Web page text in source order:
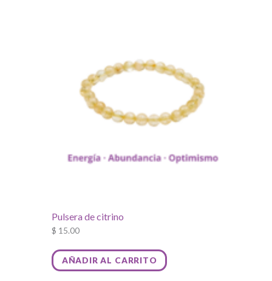
Pulsera de citrino
$ 15.00
AÑADIR AL CARRITO